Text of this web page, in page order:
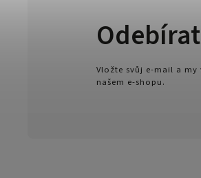
Vložte svůj e-mail a
našem e-shopu.